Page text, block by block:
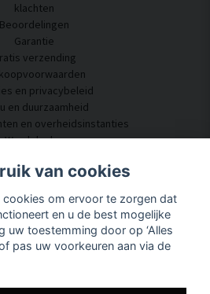
klachten
Beoordelingen
Garantie
verzending
en privacybeleid
en duurzaamheid
en overheidsinstanties
Word dealer
contact met ons op
advies
en installatie
en antwoorden
van cookies
cookies om ervoor te zorgen dat
en u de best mogelijke
uw toestemming door op ‘Alles
pas uw voorkeuren aan via de